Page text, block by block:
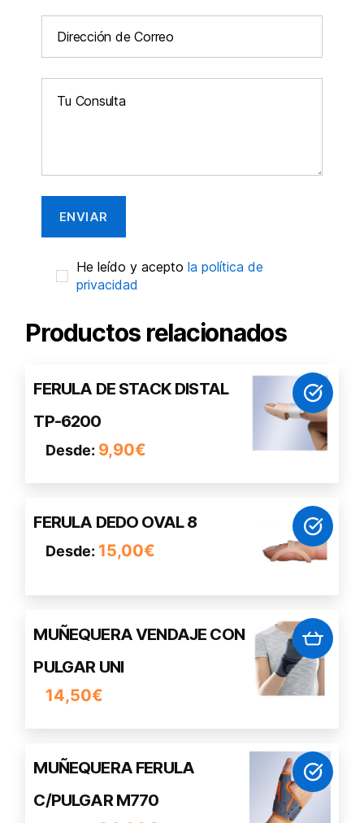
He leído y aceptola política de
privacidad
Productos relacionados
FERULA DE STACK DISTAL
TP-6200
Desde: 9,90€
Este
tiene
múltiples
Las
se
pueden
página
producto
FERULA DEDO OVAL 8
Desde: 15,00€
Este
tiene
variantes.
opciones
se
pueden
elegir
página
producto
MUÑEQUERA VENDAJE CON
PULGAR UNI
14,50€
MUÑEQUERA FERULA
C/PULGAR M770
Este
tiene